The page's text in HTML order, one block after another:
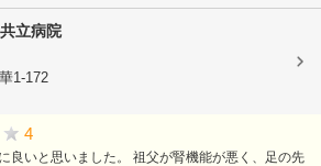
立病院
1-172
4
良いと思いました。 祖父が腎機能が悪く、足の先